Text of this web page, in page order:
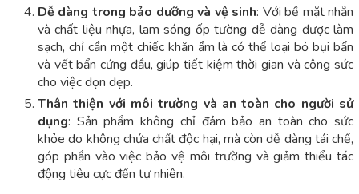
Dễ dàng trong bảo dưỡng và vệ sinh: Với bề mặt nhẵn
và chất liệu nhựa, lam sóng ốp tường dễ dàng được làm
sạch, chỉ cần một chiếc khăn ẩm là có thể loại bỏ bụi bẩn
và vết bẩn cứng đầu, giúp tiết kiệm thời gian và công sức
cho việc dọn dẹp.
Thân thiện với môi trường và an toàn cho người sử
dụng: Sản phẩm không chỉ đảm bảo an toàn cho sức
khỏe do không chứa chất độc hại, mà còn dễ dàng tái chế,
góp phần vào việc bảo vệ môi trường và giảm thiểu tác
động tiêu cực đến tự nhiên.